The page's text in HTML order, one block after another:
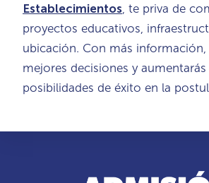
Establecimientos , te priva de
proyectos educativos,
ubicación. Con más
mejores decisiones y aumentarás
posibilidades de éxito en la